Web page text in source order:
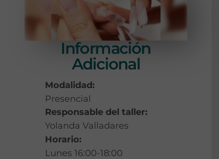
Información
Adicional
Modalidad:
Presencial
Responsable del taller:
Yolanda Valladares
Horario:
Lunes 16:00-18:00